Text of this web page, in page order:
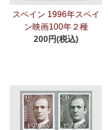
スペイン 1996年スペイ
ン映画100年２種
200円(税込)